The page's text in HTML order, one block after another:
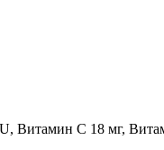
Витамин C 18 мг,